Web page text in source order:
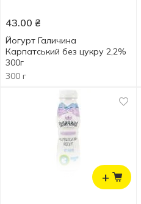
43.00 ₴
Йогурт Галичина
Карпатський без цукру 2,2%
300г
300 г
+